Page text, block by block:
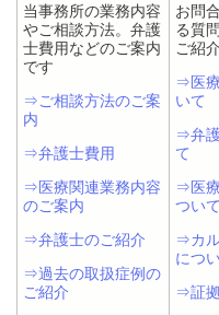
当事務所の業務内容
やご相談方法。弁護
士費用などのご案内
です
⇒ご相談方法のご案
内
⇒弁護士費用
⇒医療関連業務内容
のご案内
⇒弁護士のご紹介
⇒過去の取扱症例の
ご紹介
お問
る質
ご紹
⇒医
いて
⇒弁
て
⇒医
ついて
⇒カ
につ
⇒証